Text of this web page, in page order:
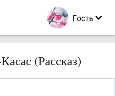
Гость
(Рассказ)